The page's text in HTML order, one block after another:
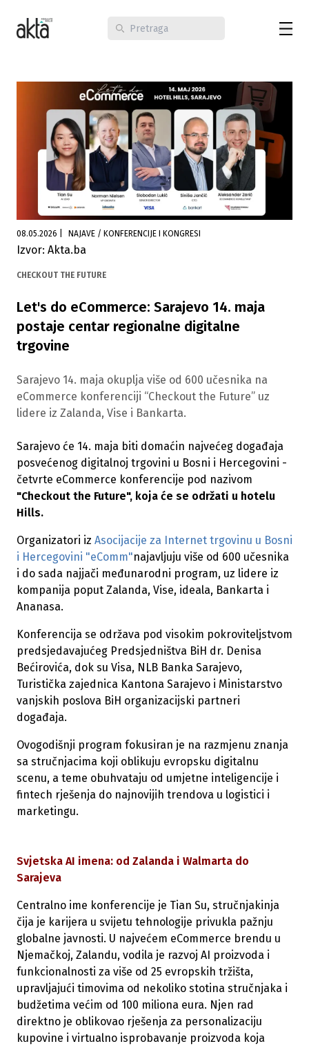
08.05.2026 NAJAVE / KONFERENCIJE I KONGRESI
Izvor: Akta.ba
CHECKOUT THE FUTURE
Let's do eCommerce: Sarajevo 14. maja
postaje centar regionalne digitalne
trgovine
Sarajevo 14. maja okuplja više od 600 učesnika na
eCommerce konferenciji “Checkout the Future” uz
lidere iz Zalanda, Vise i Bankarta.
Sarajevo će 14. maja biti domaćin najvećeg događaja
posvećenog digitalnoj trgovini u Bosni i Hercegovini -
četvrte eCommerce konferencije pod nazivom
"Checkout the Future", koja će se održati u hotelu
Hills.
Organizatori iz Asocijacije za Internet trgovinu u Bosni
i Hercegovini "eComm"najavljuju više od 600 učesnika
i do sada najjači međunarodni program, uz lidere iz
kompanija poput Zalanda, Vise, ideala, Bankarta i
Ananasa.
Konferencija se održava pod visokim pokroviteljstvom
predsjedavajućeg Predsjedništva BiH dr. Denisa
Bećirovića, dok su Visa, NLB Banka Sarajevo,
Turistička zajednica Kantona Sarajevo i Ministarstvo
vanjskih poslova BiH organizacijski partneri
događaja.
Ovogodišnji program fokusiran je na razmjenu znanja
sa stručnjacima koji oblikuju evropsku digitalnu
scenu, a teme obuhvataju od umjetne inteligencije i
fintech rješenja do najnovijih trendova u logistici i
marketingu.
Svjetska AI imena: od Zalanda i Walmarta do
Sarajeva
Centralno ime konferencije je Tian Su, stručnjakinja
čija je karijera u svijetu tehnologije privukla pažnju
globalne javnosti. U najvećem eCommerce brendu u
Njemačkoj, Zalandu, vodila je razvoj AI proizvoda i
funkcionalnosti za više od 25 evropskih tržišta,
upravljajući timovima od nekoliko stotina stručnjaka i
budžetima većim od 100 miliona eura. Njen rad
direktno je oblikovao rješenja za personalizaciju
kupovine i virtualno isprobavanje proizvoda koja